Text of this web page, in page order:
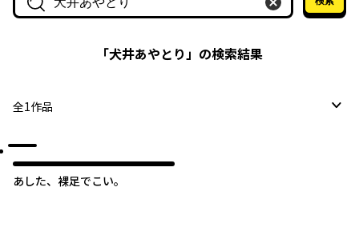
作品名・作家名で探す
「犬井あやとり」の検索結果
全1作品
あした、裸足でこい。